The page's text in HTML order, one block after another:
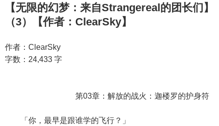
【无限的幻梦：来自Strangereal的团长们】
（3）【作者：ClearSky】
作者：ClearSky
字数：24,433 字
第03章：解放的战火：迦楼罗的护身符
「你，最早是跟谁学的飞行？」